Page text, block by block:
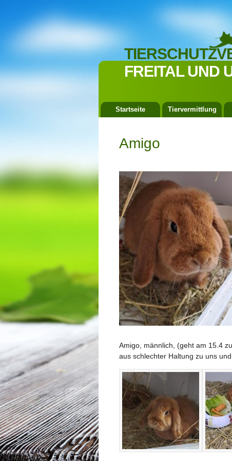
FREITAL UND
Startseite Tiervermittlung
Amigo
Amigo, männlich, (geht am 15.4
aus schlechter Haltung zu uns